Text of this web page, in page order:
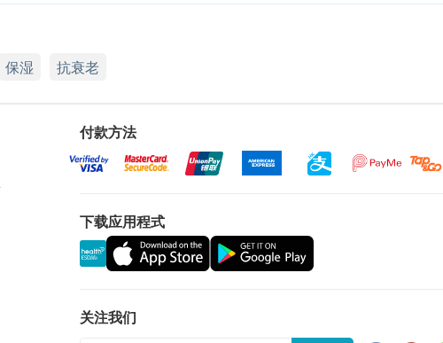
保湿 抗衰老
付款方法
下载应用程式
关注我们